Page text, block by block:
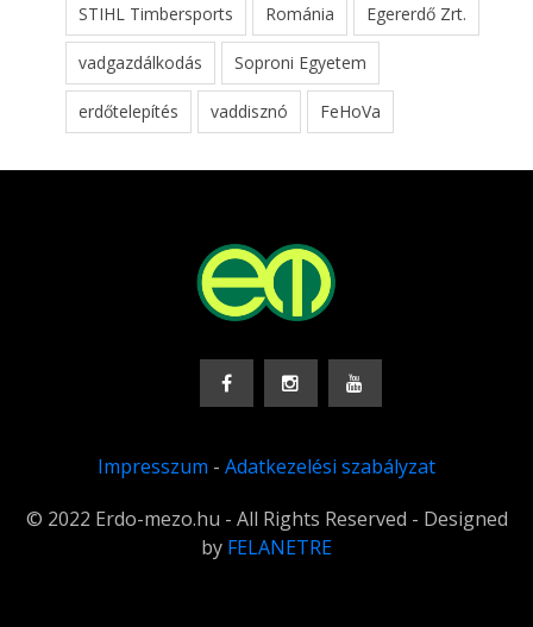
STIHL Timbersports Románia Egererdő Zrt.
vadgazdálkodás Soproni Egyetem
erdőtelepítés vaddisznó FeHoVa
Impresszum - Adatkezelési szabályzat
© 2022 Erdo-mezo.hu - All Rights Reserved - Designed
by FELANETRE